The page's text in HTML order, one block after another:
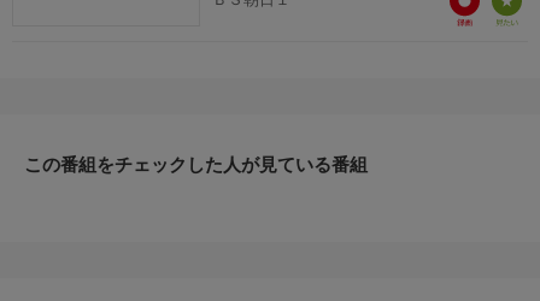
【編集】池田康隆
この番組をチェックした人が見ている番組